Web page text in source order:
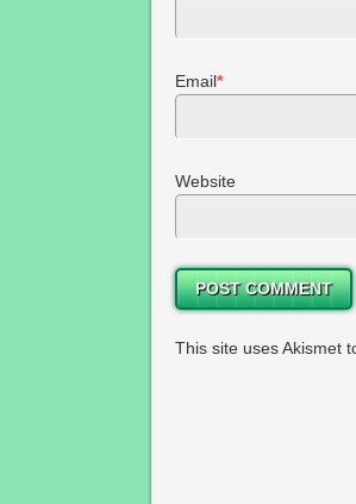
Email*
Website
This site uses Akismet